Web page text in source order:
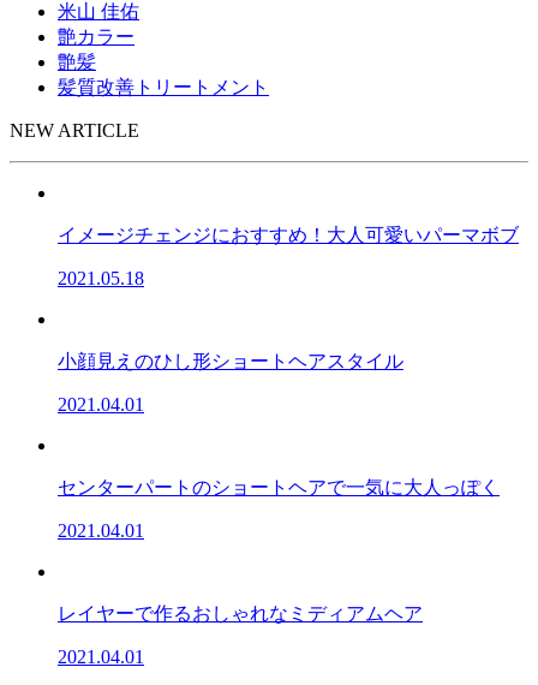
米山 佳佑
艶カラー
艶髪
髪質改善トリートメント
NEW ARTICLE
イメージチェンジにおすすめ！大人可愛いパーマボブ
2021.05.18
小顔見えのひし形ショートヘアスタイル
2021.04.01
センターパートのショートヘアで一気に大人っぽく
2021.04.01
レイヤーで作るおしゃれなミディアムヘア
2021.04.01